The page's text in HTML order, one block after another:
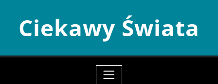
contentCiekawy Świata